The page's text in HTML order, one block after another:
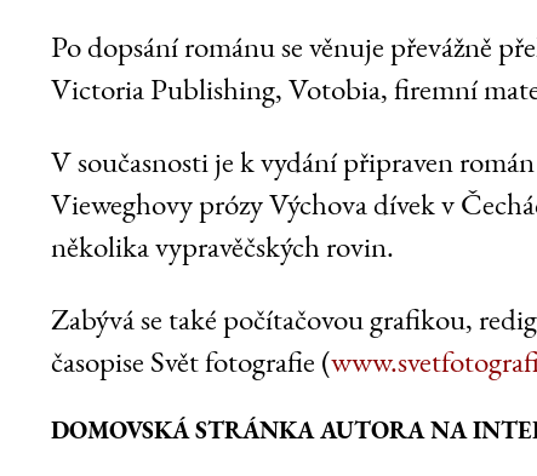
Po dopsání románu se věnuje převážně
Victoria Publishing, Votobia, firemní
V současnosti je k vydání připraven
Vieweghovy prózy Výchova dívek v
několika vypravěčských rovin.
Zabývá se také počítačovou grafikou,
časopise Svět fotografie (
DOMOVSKÁ STRÁNKA AUTORA NA